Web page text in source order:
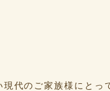
代のご家族様にとっ